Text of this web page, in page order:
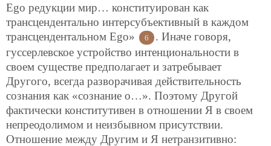
Ego редукции мир… конституирован как
трансцендентально интерсубъективный в каждом
трансцендентальном Ego»
6
. Иначе говоря,
гуссерлевское устройство интенциональности в
своем существе предполагает и затребывает
Другого, всегда разворачивая действительность
сознания как «сознание о…». Поэтому Другой
фактически конститутивен в отношении Я в своем
непреодолимом и неизбывном присутствии.
Отношение между Другим и Я нетранзитивно: